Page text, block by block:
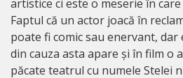
artistice ci este o meserie în
Faptul că un actor joacă în
poate fi comic sau enervant, dar
din cauza asta apare și în film o
păcate teatrul cu numele Stelei